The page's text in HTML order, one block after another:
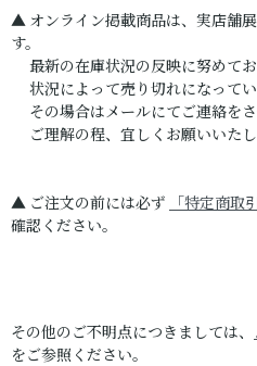
▲ オンライン掲載商品は、実店舗
す。
最新の在庫状況の反映に努めてお
状況によって売り切れになってい
その場合はメールにてご連絡をさ
ご理解の程、宜しくお願いいたし
▲ ご注文の前には必ず 「特定商取
確認ください。
その他のご不明点につきましては、
をご参照ください。